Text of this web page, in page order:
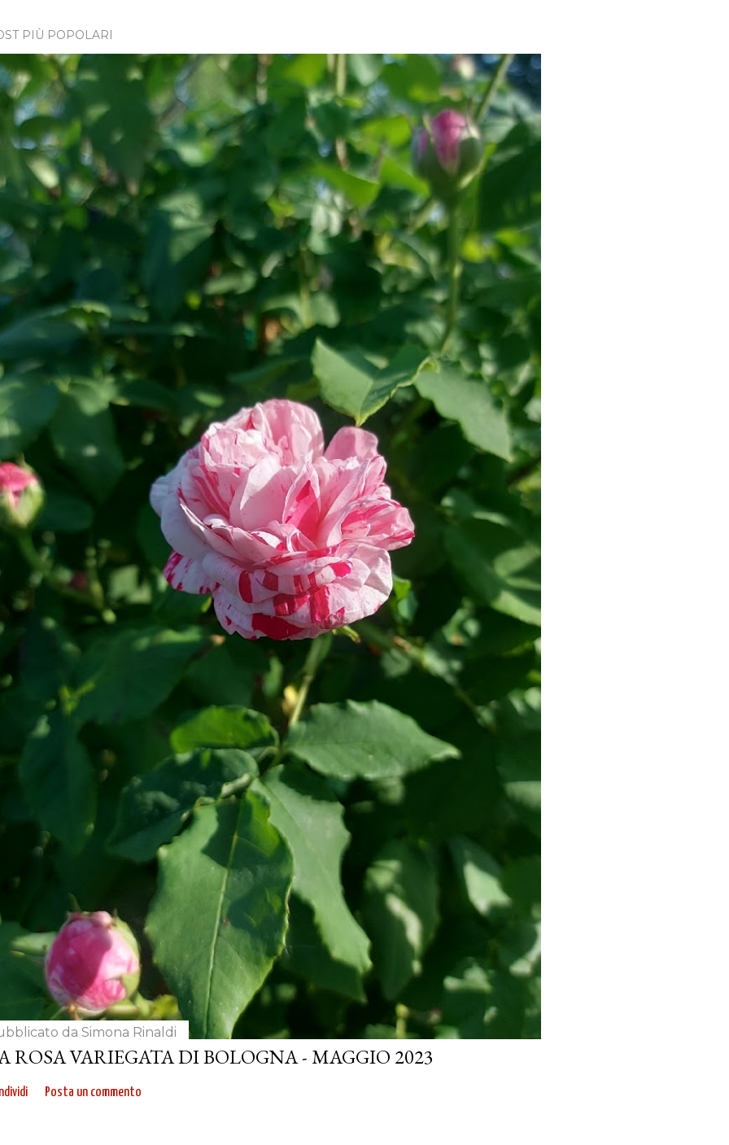
PIÙ POPOLARI
da Simona Rinaldi
ROSA VARIEGATA DI BOLOGNA - MAGGIO 2023
Posta un commento